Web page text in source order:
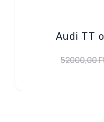
Audi TT
52000,00